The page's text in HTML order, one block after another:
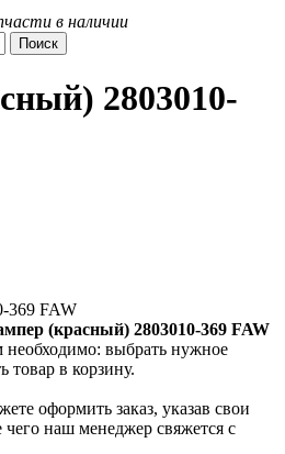
в наличии
2803010-
369 FAW
(красный) 2803010-369 FAW
необходимо: выбрать нужное
товар в корзину.
оформить заказ, указав свои
наш менеджер свяжется с